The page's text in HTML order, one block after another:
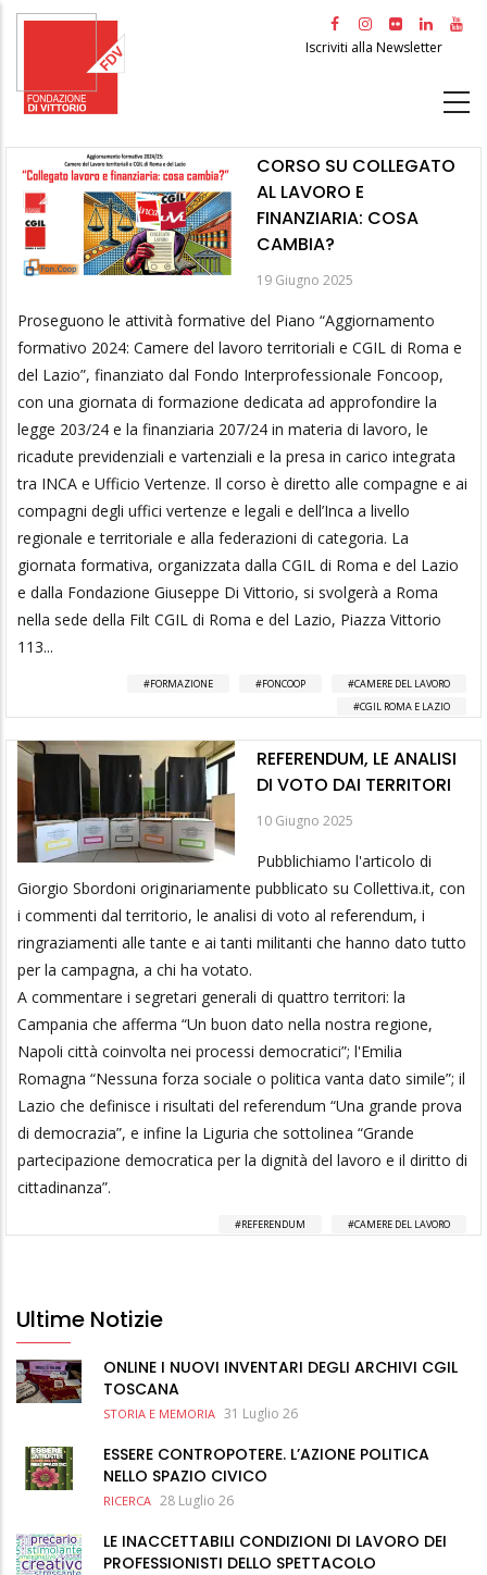
Salta
principale
Iscriviti alla Newsletter
CORSO SU COLLEGATO
AL LAVORO E
FINANZIARIA: COSA
CAMBIA?
19 Giugno 2025
Proseguono le attività formative del Piano “Aggiornamento
formativo 2024: Camere del lavoro territoriali e CGIL di Roma e
del Lazio”, finanziato dal Fondo Interprofessionale Foncoop,
con una giornata di formazione dedicata ad approfondire la
legge 203/24 e la finanziaria 207/24 in materia di lavoro, le
ricadute previdenziali e vartenziali e la presa in carico integrata
tra INCA e Ufficio Vertenze. Il corso è diretto alle compagne e ai
compagni degli uffici vertenze e legali e dell’Inca a livello
regionale e territoriale e alla federazioni di categoria. La
giornata formativa, organizzata dalla CGIL di Roma e del Lazio
e dalla Fondazione Giuseppe Di Vittorio, si svolgerà a Roma
nella sede della Filt CGIL di Roma e del Lazio, Piazza Vittorio
113...
FORMAZIONE FONCOOP
CAMERE DEL LAVORO
CGIL ROMA E LAZIO
REFERENDUM, LE ANALISI
DI VOTO DAI TERRITORI
10 Giugno 2025
Pubblichiamo l'articolo di
Giorgio Sbordoni originariamente pubblicato su Collettiva.it, con
i commenti dal territorio, le analisi di voto al referendum, i
ringraziamenti alle tante e ai tanti militanti che hanno dato tutto
per la campagna, a chi ha votato.
A commentare i segretari generali di quattro territori: la
Campania che afferma “Un buon dato nella nostra regione,
Napoli città coinvolta nei processi democratici”; l'Emilia
Romagna “Nessuna forza sociale o politica vanta dato simile”; il
Lazio che definisce i risultati del referendum “Una grande prova
di democrazia”, e infine la Liguria che sottolinea “Grande
partecipazione democratica per la dignità del lavoro e il diritto di
cittadinanza”.
REFERENDUM CAMERE DEL LAVORO
Ultime Notizie
ONLINE I NUOVI INVENTARI DEGLI ARCHIVI CGIL
TOSCANA
STORIA E MEMORIA 31 Luglio 26
ESSERE CONTROPOTERE. L’AZIONE POLITICA
NELLO SPAZIO CIVICO
RICERCA 28 Luglio 26
LE INACCETTABILI CONDIZIONI DI LAVORO DEI
PROFESSIONISTI DELLO SPETTACOLO